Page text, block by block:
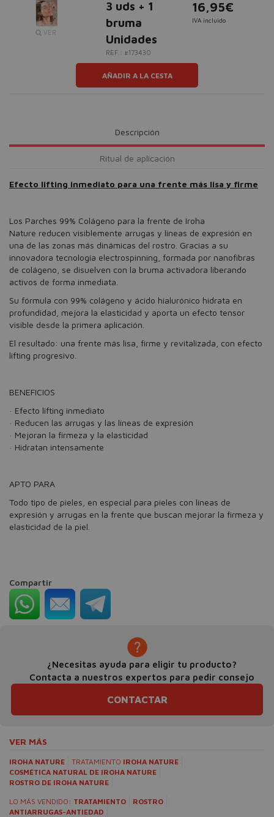
VER
3 uds + 1
bruma
Unidades
REF.: #173430
16,95€
IVA incluido
AÑADIR A LA CESTA
Descripción
Ritual de aplicación
Efecto lifting inmediato para una frente más lisa y firme
Los Parches 99% Colágeno para la frente de Iroha
Nature reducen visiblemente arrugas y líneas de expresión en
una de las zonas más dinámicas del rostro. Gracias a su
innovadora tecnología electrospinning, formada por nanofibras
de colágeno, se disuelven con la bruma activadora liberando
activos de forma inmediata.
Su fórmula con 99% colágeno y ácido hialurónico hidrata en
profundidad, mejora la elasticidad y aporta un efecto tensor
visible desde la primera aplicación.
El resultado: una frente más lisa, firme y revitalizada, con efecto
lifting progresivo.
BENEFICIOS
· Efecto lifting inmediato
· Reducen las arrugas y las líneas de expresión
· Mejoran la firmeza y la elasticidad
· Hidratan intensamente
APTO PARA
Todo tipo de pieles, en especial para pieles con líneas de
expresión y arrugas en la frente que buscan mejorar la firmeza y
elasticidad de la piel.
Compartir
¿Necesitas ayuda para eligir tu producto?
Contacta a nuestros expertos para pedir consejo
CONTACTAR
VER MÁS
IROHA NATURE TRATAMIENTO IROHA NATURE
COSMÉTICA NATURAL DE IROHA NATURE
ROSTRO DE IROHA NATURE
LO MÁS VENDIDO: TRATAMIENTO
ROSTRO
ANTIARRUGAS-ANTIEDAD